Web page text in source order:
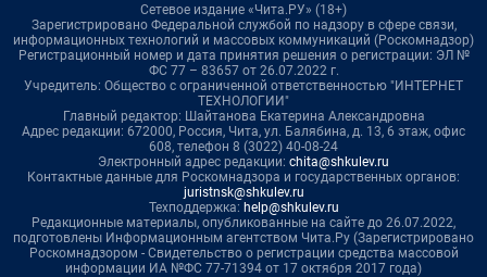
Сетевое издание «Чита.РУ» (18+)
Зарегистрировано Федеральной службой по надзору в сфере связи,
информационных технологий и массовых коммуникаций (Роскомнадзор)
Регистрационный номер и дата принятия решения о регистрации: ЭЛ №
ФС 77 – 83657 от 26.07.2022 г.
Учредитель: Общество с ограниченной ответственностью "ИНТЕРНЕТ
ТЕХНОЛОГИИ"
Главный редактор: Шайтанова Екатерина Александровна
Адрес редакции: 672000, Россия, Чита, ул. Балябина, д. 13, 6 этаж, офис
608, телефон 8 (3022) 40-08-24
Электронный адрес редакции: chita@shkulev.ru
Контактные данные для Роскомнадзора и государственных органов:
juristnsk@shkulev.ru
Техподдержка: help@shkulev.ru
Редакционные материалы, опубликованные на сайте до 26.07.2022,
подготовлены Информационным агентством Чита.Ру (Зарегистрировано
Роскомнадзором - Свидетельство о регистрации средства массовой
информации ИА №ФС 77-71394 от 17 октября 2017 года)